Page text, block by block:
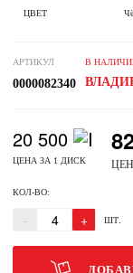
ЦВЕТ
АРТИКУЛ
0000082340
В
20 500
ЦЕНА ЗА 1 ДИСК
КОЛ-ВО:
- + ШТ.